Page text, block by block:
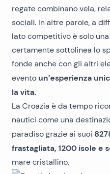
regate combinano vela,
sociali. In altre parole, a
lato competitivo è solo
certamente sottolinea lo
fonde anche con gli altri
evento un’esperienza
la vita.
La Croazia è da tempo
nautici come una
paradiso grazie ai suoi
frastagliata, 1200 isole e
mare cristallino.